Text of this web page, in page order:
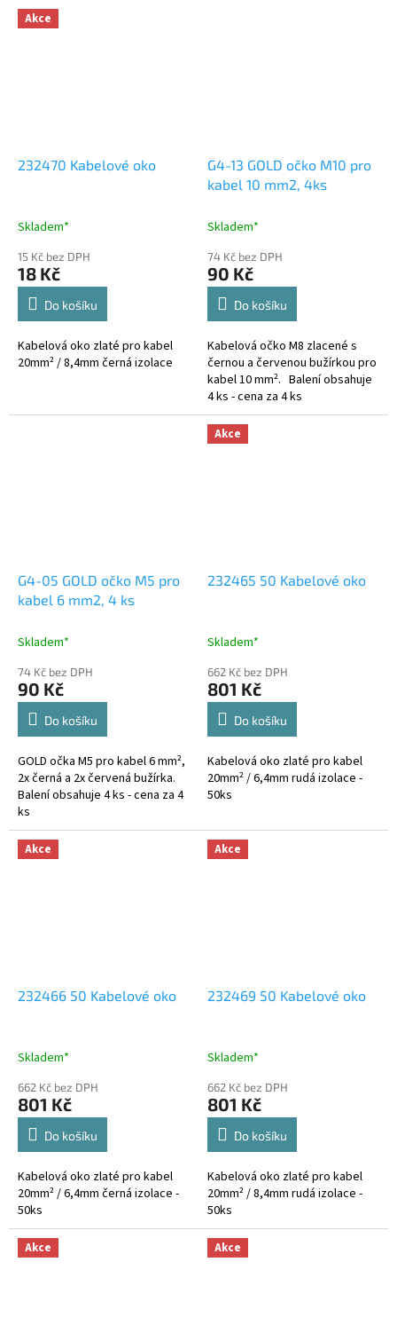
Akce
232470 Kabelové oko
Skladem*
15 Kč bez DPH
18 Kč
Do košíku
Kabelová oko zlaté pro kabel
20mm² / 8,4mm černá izolace
G4-13 GOLD očko M10 pro
kabel 10 mm2, 4ks
Skladem*
74 Kč bez DPH
90 Kč
Do košíku
Kabelová očko M8 zlacené s
černou a červenou bužírkou pro
kabel 10 mm². Balení obsahuje
4 ks - cena za 4 ks
G4-05 GOLD očko M5 pro
kabel 6 mm2, 4 ks
Skladem*
74 Kč bez DPH
90 Kč
Do košíku
GOLD očka M5 pro kabel 6 mm²,
2x černá a 2x červená bužírka.
Balení obsahuje 4 ks - cena za 4
ks
Akce
232465 50 Kabelové oko
Skladem*
662 Kč bez DPH
801 Kč
Do košíku
Kabelová oko zlaté pro kabel
20mm² / 6,4mm rudá izolace -
50ks
Akce
232466 50 Kabelové oko
Skladem*
662 Kč bez DPH
801 Kč
Do košíku
Kabelová oko zlaté pro kabel
20mm² / 6,4mm černá izolace -
50ks
Akce
232469 50 Kabelové oko
Skladem*
662 Kč bez DPH
801 Kč
Do košíku
Kabelová oko zlaté pro kabel
20mm² / 8,4mm rudá izolace -
50ks
Akce Akce